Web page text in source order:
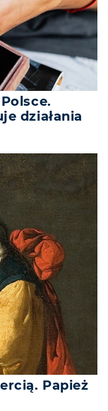
działania
Papież